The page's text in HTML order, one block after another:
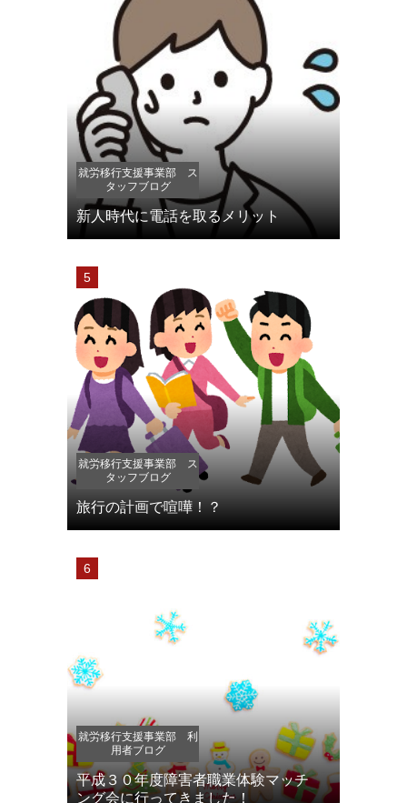
就労移行支援事業部 ス
タッフブログ
新人時代に電話を取るメリット
就労移行支援事業部 ス
タッフブログ
旅行の計画で喧嘩！？
就労移行支援事業部 利
用者ブログ
平成３０年度障害者職業体験マッチ
ング会に行ってきました！